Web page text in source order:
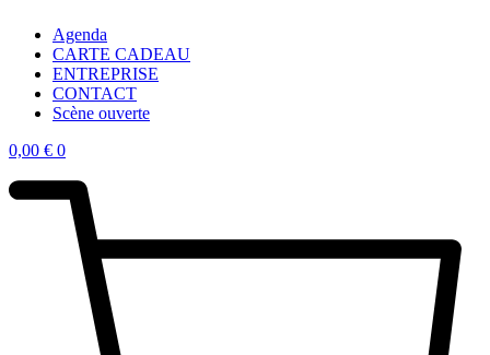
Agenda
CARTE CADEAU
ENTREPRISE
CONTACT
Scène ouverte
0,00 € 0